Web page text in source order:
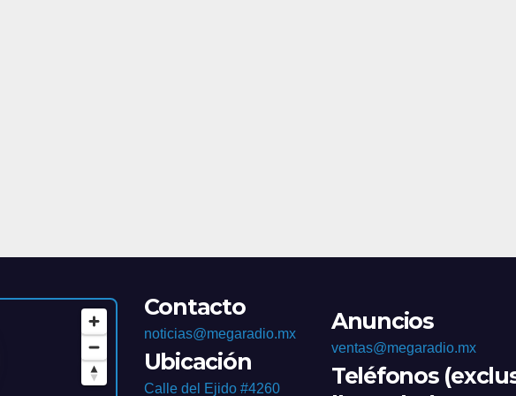
Contacto
noticias@megaradio.mx
Ubicación
Calle del Ejido #4260
Anuncios
ventas@megaradio.mx
Teléfonos